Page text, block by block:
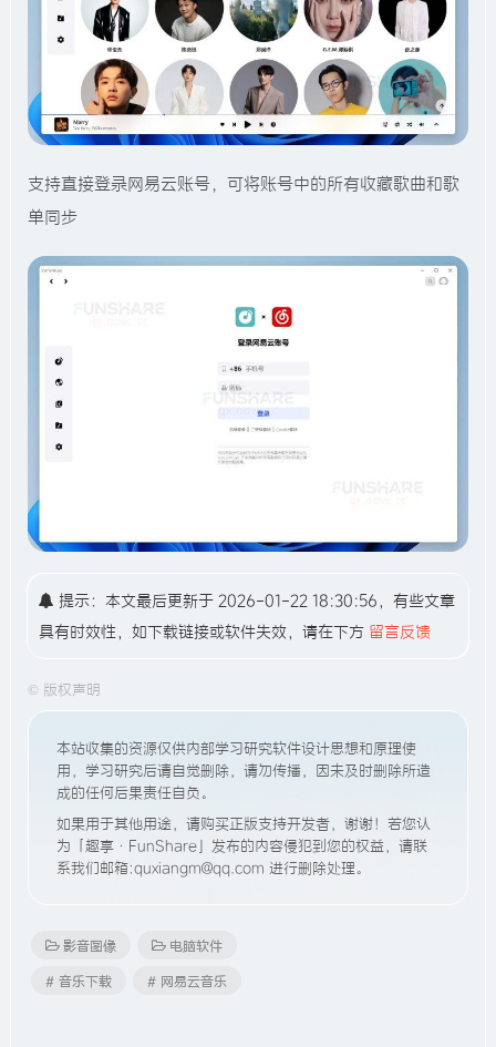
支持直接登录网易云账号，可将账号中的所有收藏歌曲和歌
单同步
提示：本文最后更新于 2026-01-22 18:30:56，有些文章
具有时效性，如下载链接或软件失效，请在下方 留言反馈
© 版权声明
本站收集的资源仅供内部学习研究软件设计思想和原理使
用，学习研究后请自觉删除，请勿传播，因未及时删除所造
成的任何后果责任自负。
如果用于其他用途，请购买正版支持开发者，谢谢！若您认
为「趣享·FunShare」发布的内容侵犯到您的权益，请联
系我们邮箱:quxiangm@qq.com 进行删除处理。
影音图像 电脑软件
# 音乐下载 # 网易云音乐